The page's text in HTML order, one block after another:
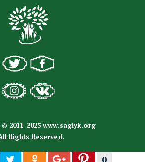
0
2011-2025 www.saglyk.org
Rights Reserved.